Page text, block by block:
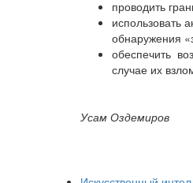
проводить
использовать
обнаружения
обеспечить
случае их
Усам Оздемиров